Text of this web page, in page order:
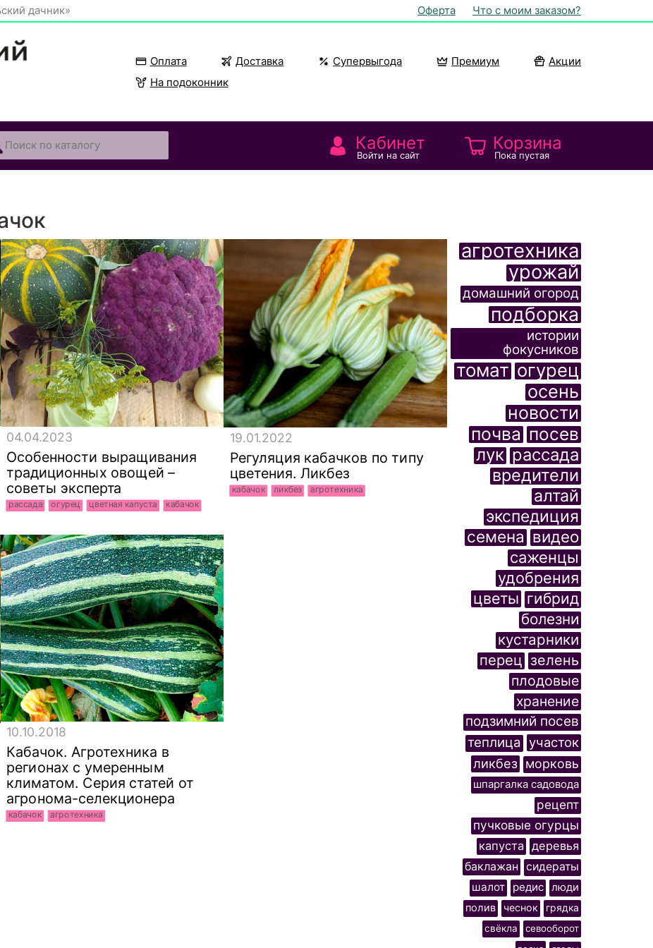
дачник» Оферта Что с моим заказом?
Оплата Доставка Супервыгода Премиум
Акции
На подоконник
Кабинет
Войти на сайт
Корзина
Пока пустая
04.04.2023
Особенности выращивания
традиционных овощей –
советы эксперта
рассада огурец цветная капуста кабачок
19.01.2022
Регуляция кабачков по типу
цветения. Ликбез
кабачок ликбез агротехника
10.10.2018
Кабачок. Агротехника в
регионах с умеренным
климатом. Серия статей от
агронома-селекционера
кабачок агротехника
агротехника
урожай
домашний огород
подборка
истории
фокусников
томат огурец
осень
новости
почва посев
лук рассада
вредители
алтай
экспедиция
семена видео
саженцы
удобрения
цветы гибрид
болезни
кустарники
перец зелень
плодовые
хранение
подзимний посев
теплица участок
ликбез морковь
шпаргалка садовода
рецепт
пучковые огурцы
капуста деревья
баклажан
сидераты
шалот
редис
люди
полив
чеснок грядка
свёкла
севооборот